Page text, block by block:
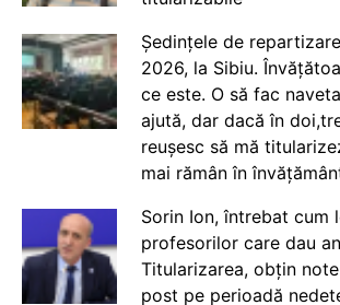
Ședințele de
2026, la Sibiu.
ce este. O să fac
ajută, dar dacă în
reușesc să mă
mai rămân în
Sorin Ion, întrebat cum
profesorilor care dau
Titularizarea, obțin
post pe perioadă